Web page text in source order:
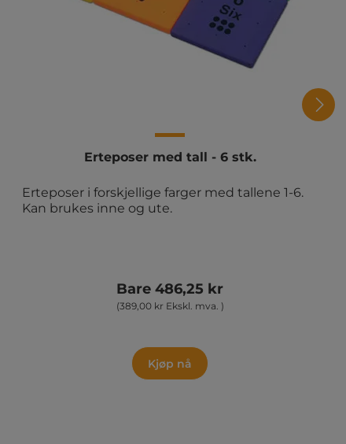
Erteposer med tall - 6 stk.
Erteposer i forskjellige farger med tallene 1-6.
Kan brukes inne og ute.
Bare 486,25 kr
(389,00 kr Ekskl. mva. )
Kjøp nå